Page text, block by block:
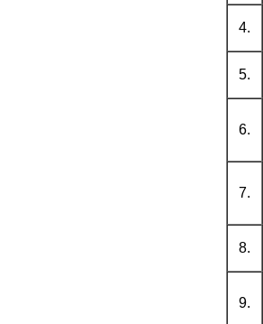
4.
5.
6.
7.
8.
9.